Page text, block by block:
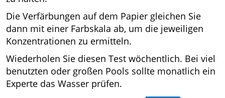
Die Verfärbungen auf dem Papier gleichen Sie
dann mit einer Farbskala ab, um die jeweiligen
Konzentrationen zu ermitteln.
Wiederholen Sie diesen Test wöchentlich. Bei viel
benutzten oder großen Pools sollte monatlich ein
Experte das Wasser prüfen.